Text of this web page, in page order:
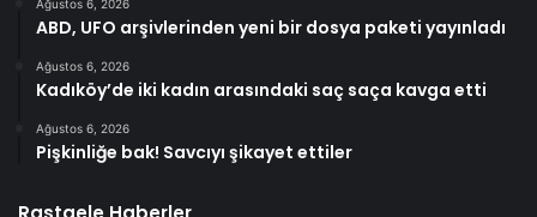
Ağustos 6, 2026
ABD, UFO arşivlerinden yeni bir dosya paketi yayınladı
Ağustos 6, 2026
Kadıköy’de iki kadın arasındaki saç saça kavga etti
Ağustos 6, 2026
Pişkinliğe bak! Savcıyı şikayet ettiler